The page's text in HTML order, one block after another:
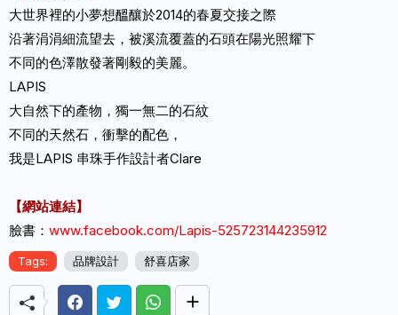
大世界裡的小夢想醞釀於2014的春夏交接之際
沿著涓涓細流望去，被溪流覆蓋的石頭在陽光照耀下
不同的色澤散發著剛毅的美麗。
LAPIS
大自然下的產物，獨一無二的石紋
不同的天然石，衝擊的配色，
我是LAPIS 串珠手作設計者Clare
【網站連結】
臉書： www.facebook.com/Lapis-525723144235912
Tags: 品牌設計 舒喜店家